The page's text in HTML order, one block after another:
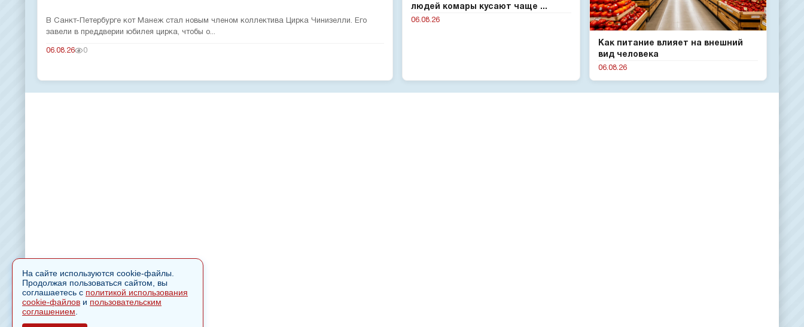
В Санкт-Петербурге кот Манеж стал новым членом коллектива Цирка Чинизелли. Его
завели в преддверии юбилея цирка, чтобы о...
06.08.26 0
людей комары кусают чаще ...
06.08.26
Как питание влияет на внешний
вид человека
06.08.26
На сайте используются cookie-файлы.
Продолжая пользоваться сайтом, вы
соглашаетесь с политикой использования
cookie-файлов и пользовательским
соглашением